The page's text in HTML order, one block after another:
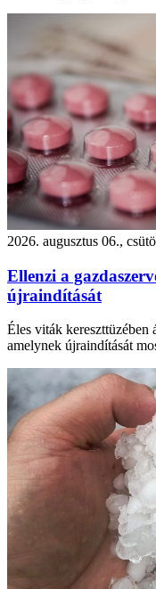
2026. augusztus 06.,
Ellenzi a
újraindítását
Éles viták kereszttüzében
amelynek újraindítását